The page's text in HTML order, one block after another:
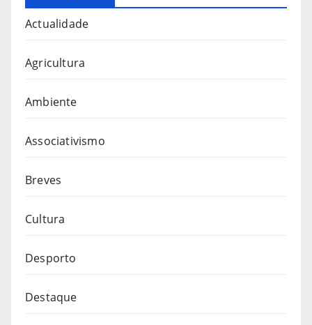
Actualidade
Agricultura
Ambiente
Associativismo
Breves
Cultura
Desporto
Destaque